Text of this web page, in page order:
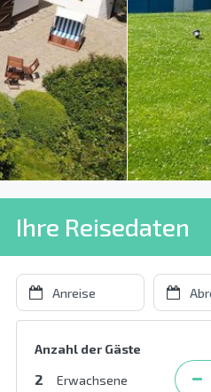
Ihre Reisedaten
Anzahl der Gäste
2 Erwachsene